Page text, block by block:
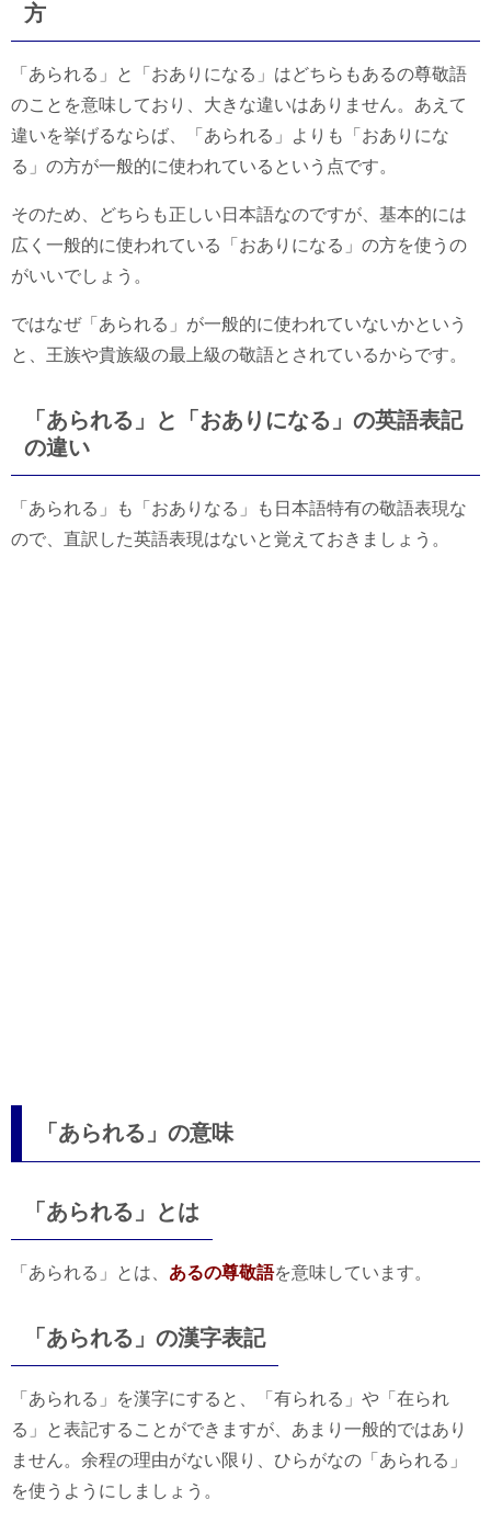
方
「あられる」と「おありになる」はどちらもあるの尊敬語
のことを意味しており、大きな違いはありません。あえて
違いを挙げるならば、「あられる」よりも「おありにな
る」の方が一般的に使われているという点です。
そのため、どちらも正しい日本語なのですが、基本的には
広く一般的に使われている「おありになる」の方を使うの
がいいでしょう。
ではなぜ「あられる」が一般的に使われていないかという
と、王族や貴族級の最上級の敬語とされているからです。
「あられる」と「おありになる」の英語表記
の違い
「あられる」も「おありなる」も日本語特有の敬語表現な
ので、直訳した英語表現はないと覚えておきましょう。
「あられる」の意味
「あられる」とは
「あられる」とは、 あるの尊敬語を意味しています。
「あられる」の漢字表記
「あられる」を漢字にすると、「有られる」や「在られ
る」と表記することができますが、あまり一般的ではあり
ません。余程の理由がない限り、ひらがなの「あられる」
を使うようにしましょう。